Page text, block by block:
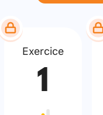
Exercice
1